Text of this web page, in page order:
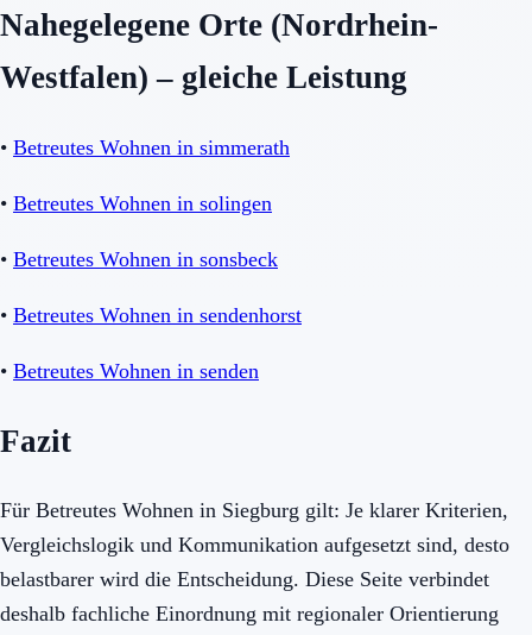
Nahegelegene Orte (Nordrhein-
Westfalen) – gleiche Leistung
• Betreutes Wohnen in simmerath
• Betreutes Wohnen in solingen
• Betreutes Wohnen in sonsbeck
• Betreutes Wohnen in sendenhorst
• Betreutes Wohnen in senden
Fazit
Für Betreutes Wohnen in Siegburg gilt: Je klarer Kriterien,
Vergleichslogik und Kommunikation aufgesetzt sind, desto
belastbarer wird die Entscheidung. Diese Seite verbindet
deshalb fachliche Einordnung mit regionaler Orientierung